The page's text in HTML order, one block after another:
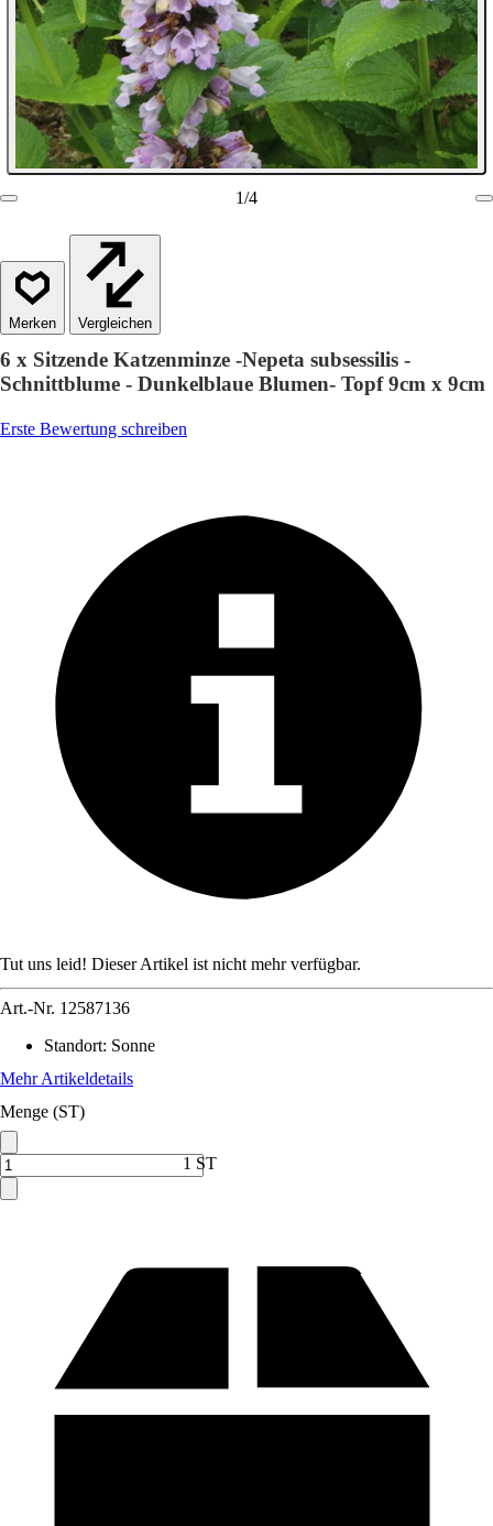
1/4
Vergleichen
6 x Sitzende Katzenminze -Nepeta subsessilis -
Schnittblume - Dunkelblaue Blumen- Topf 9cm x 9cm
Erste Bewertung schreiben
Tut uns leid! Dieser Artikel ist nicht mehr verfügbar.
Art.-Nr. 12587136
Standort: Sonne
Mehr Artikeldetails
Menge (ST)
1 ST